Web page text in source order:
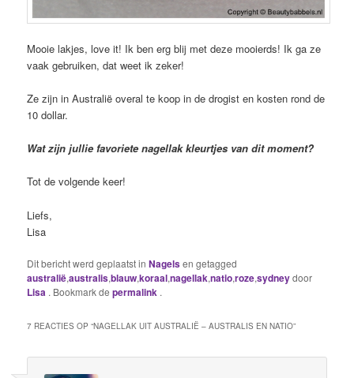
Mooie lakjes, love it! Ik ben erg blij met deze mooierds! Ik ga ze
vaak gebruiken, dat weet ik zeker!
Ze zijn in Australië overal te koop in de drogist en kosten rond de
10 dollar.
Wat zijn jullie favoriete nagellak kleurtjes van dit moment?
Tot de volgende keer!
Liefs,
Lisa
Dit bericht werd geplaatst inNagelsen getagged
australië,australis,blauw,koraal,nagellak,natio,roze,sydneydoor
Lisa . Bookmark depermalink .
7 REACTIES OP “NAGELLAK UIT AUSTRALIË – AUSTRALIS EN NATIO”